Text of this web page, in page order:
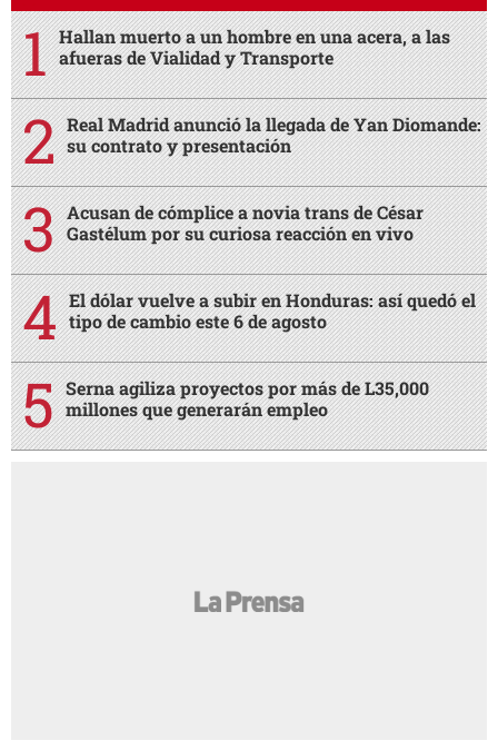
Hallan muerto a un hombre en una acera, a las
afueras de Vialidad y Transporte
Real Madrid anunció la llegada de Yan Diomande:
su contrato y presentación
Acusan de cómplice a novia trans de César
Gastélum por su curiosa reacción en vivo
El dólar vuelve a subir en Honduras: así quedó el
tipo de cambio este 6 de agosto
Serna agiliza proyectos por más de L35,000
millones que generarán empleo